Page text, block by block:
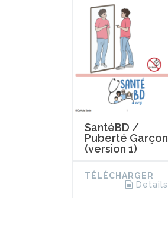
SantéBD /
Puberté Garçon
(version 1)
TÉLÉCHARGER
Details